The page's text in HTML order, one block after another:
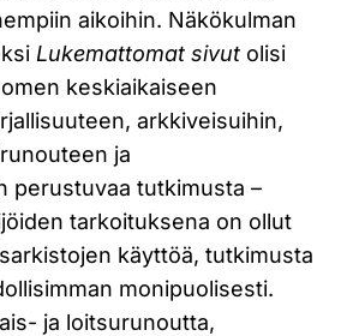
aikoihin. Näkökulman
Lukemattomat sivut olisi
keskiaikaiseen
arkkiveisuihin,
ja
perustuvaa tutkimusta –
tarkoituksena on ollut
käyttöä, tutkimusta
monipuolisesti.
ja loitsurunoutta,